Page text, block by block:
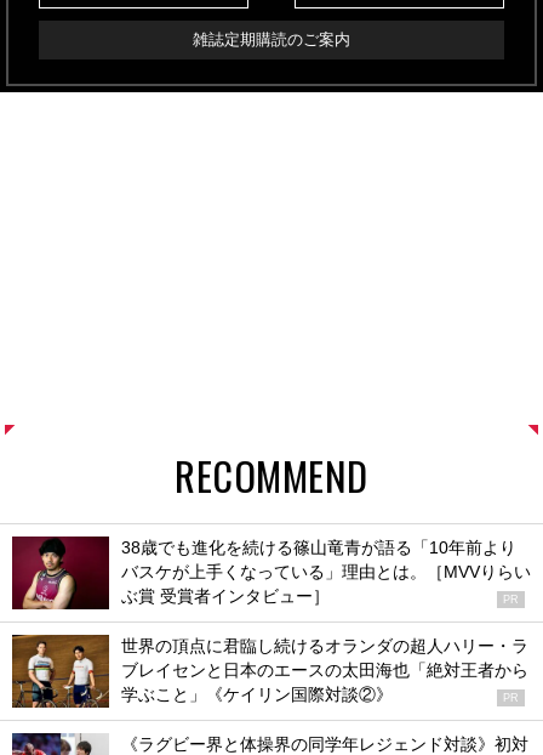
雑誌定期購読のご案内
RECOMMEND
38歳でも進化を続ける篠山竜青が語る「10年前より
バスケが上手くなっている」理由とは。［MVVりらい
ぶ賞 受賞者インタビュー］
PR
世界の頂点に君臨し続けるオランダの超人ハリー・ラ
ブレイセンと日本のエースの太田海也「絶対王者から
学ぶこと」《ケイリン国際対談②》
PR
《ラグビー界と体操界の同学年レジェンド対談》初対